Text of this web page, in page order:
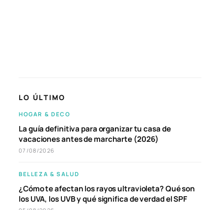
LO ÚLTIMO
HOGAR & DECO
La guía definitiva para organizar tu casa de
vacaciones antes de marcharte (2026)
07/08/2026
BELLEZA & SALUD
¿Cómo te afectan los rayos ultravioleta? Qué son
los UVA, los UVB y qué significa de verdad el SPF